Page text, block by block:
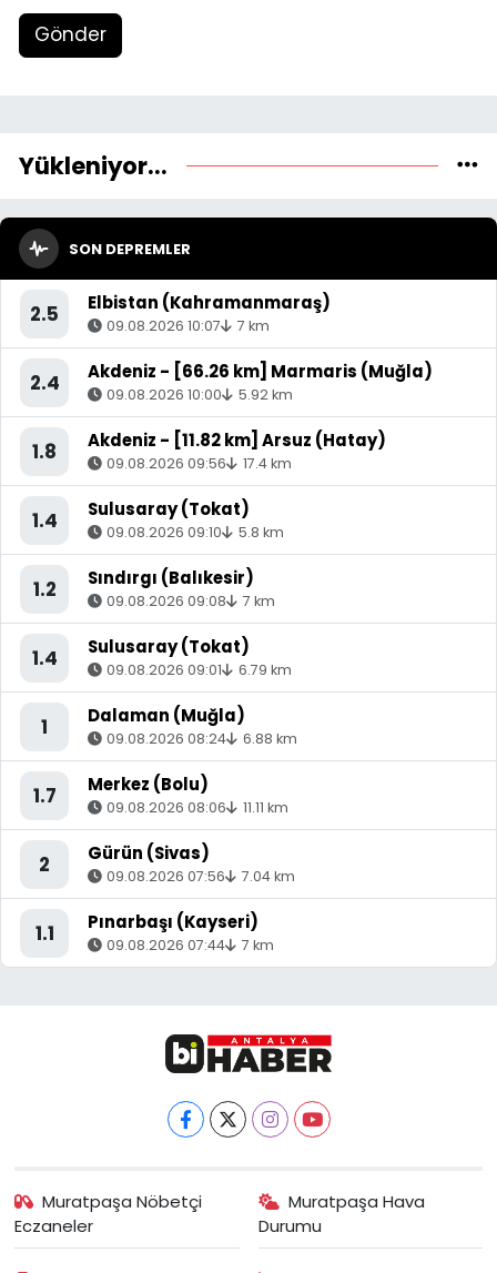
Gönder
Yükleniyor...
SON DEPREMLER
2.5 Elbistan (Kahramanmaraş)
09.08.2026 10:07 7 km
2.4 Akdeniz - [66.26 km] Marmaris (Muğla)
09.08.2026 10:00 5.92 km
1.8 Akdeniz - [11.82 km] Arsuz (Hatay)
09.08.2026 09:56 17.4 km
1.4 Sulusaray (Tokat)
09.08.2026 09:10 5.8 km
1.2 Sındırgı (Balıkesir)
09.08.2026 09:08 7 km
1.4 Sulusaray (Tokat)
09.08.2026 09:01 6.79 km
1 Dalaman (Muğla)
09.08.2026 08:24 6.88 km
1.7 Merkez (Bolu)
09.08.2026 08:06 11.11 km
2 Gürün (Sivas)
09.08.2026 07:56 7.04 km
1.1 Pınarbaşı (Kayseri)
09.08.2026 07:44 7 km
Muratpaşa Nöbetçi
Eczaneler
Muratpaşa Hava
Durumu